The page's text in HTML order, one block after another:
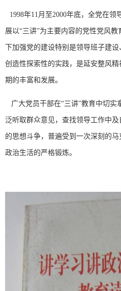
1998年11月至2000年底，全党在
展以“三讲”为主要内容的党性党风
下加强党的建设特别是领导班子建
创造性探索性的实践，是延安整风
期的丰富和发展。
广大党员干部在“三讲”教育中切实
泛听取群众意见，查找领导工作中
的思想斗争，普遍受到一次深刻的
政治生活的严格锻炼。